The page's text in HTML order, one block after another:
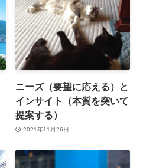
ニーズ（要望に応える）と
インサイト（本質を突いて
提案する）
2021年11月26日